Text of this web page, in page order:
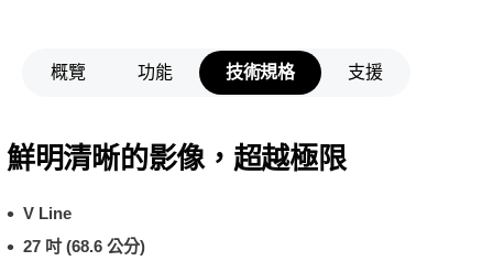
概覽 功能 技術規格 支援
鮮明清晰的影像，超越極限
V Line
27 吋 (68.6 公分)